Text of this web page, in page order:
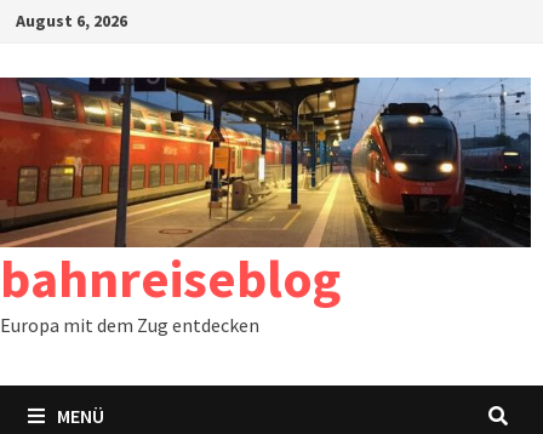
Zum
springen
August 6, 2026
bahnreiseblog
Europa mit dem Zug entdecken
MENÜ